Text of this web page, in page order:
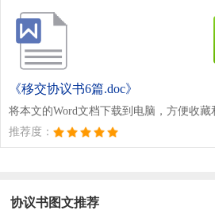
《移交协议书6篇.doc》
将本文的Word文档下载到电脑，方便收藏
推荐度：
协议书图文推荐